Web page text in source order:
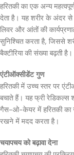
हरितकी का एक अन्य
देता है। यह शरीर के अंदर से
लिवर और आंतों की
सुनिश्चित करता है, जिससे
बैक्टीरिया की संख्या बढ़ती है।
एंटीऑक्सीडेंट गुण
हरितकी में उच्च स्तर पर
बचाते हैं। यह फ्री
गैस-ओ-केयर में हरितकी का
रखने में मदद करता है।
चयापचय को बढ़ावा देना